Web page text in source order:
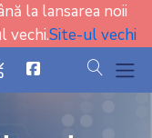
la lansarea noii
vechi.Site-ul vechi
icon cauta